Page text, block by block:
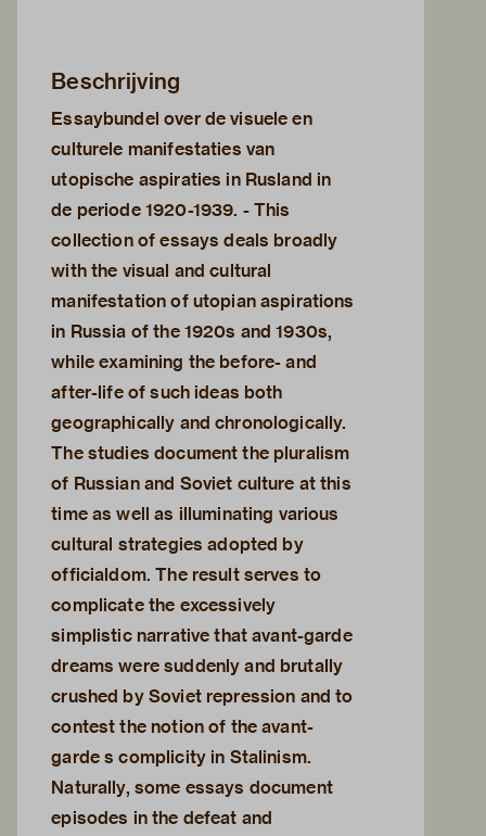
Beschrijving
Essaybundel over de visuele en
culturele manifestaties van
utopische aspiraties in Rusland in
de periode 1920-1939. - This
collection of essays deals broadly
with the visual and cultural
manifestation of utopian aspirations
in Russia of the 1920s and 1930s,
while examining the before- and
after-life of such ideas both
geographically and chronologically.
The studies document the pluralism
of Russian and Soviet culture at this
time as well as illuminating various
cultural strategies adopted by
officialdom. The result serves to
complicate the excessively
simplistic narrative that avant-garde
dreams were suddenly and brutally
crushed by Soviet repression and to
contest the notion of the avant-
garde s complicity in Stalinism.
Naturally, some essays document
episodes in the defeat and